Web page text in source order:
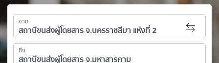
จาก
ถึง